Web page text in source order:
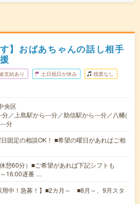
】おばあちゃんの話し相手
支給あり 土日祝日が休み 残業なし
央区
／上島駅から---分／助信駅から---分／八幡(
分
固定の相談OK！ ■希望の曜日があればご相
憩60分）■ご希望があれば下記シフトも
16:00遅番 …
用中！急募！】■2カ月～ ■8月～、9月スタ